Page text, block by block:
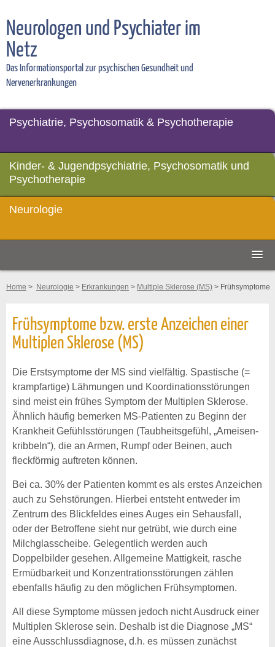
Neurologen und Psychiater im
Netz
Das Informationsportal zur psychischen Gesundheit und
Nervenerkrankungen
Psychiatrie, Psychosomatik & Psychotherapie
Kinder- & Jugendpsychiatrie, Psychosomatik und
Psychotherapie
Neurologie
Home > Neurologie > Erkrankungen > Multiple Sklerose (MS) > Frühsymptome
Frühsymptome bzw. erste Anzeichen einer
Multiplen Sklerose (MS)
Die Erstsymptome der MS sind vielfältig. Spastische (=
krampfartige) Lähmungen und Koordinationsstörungen
sind meist ein frühes Symptom der Multiplen Sklerose.
Ähnlich häufig bemerken MS-Patienten zu Beginn der
Krankheit Gefühls­störungen (Taubheitsgefühl, „Ameisen­
kribbeln“), die an Armen, Rumpf oder Beinen, auch
fleckförmig auftreten können.
Bei ca. 30% der Patienten kommt es als erstes Anzeichen
auch zu Sehstörungen. Hierbei entsteht entweder im
Zentrum des Blickfeldes eines Auges ein Sehausfall,
oder der Betroffene sieht nur getrübt, wie durch eine
Milchglasscheibe. Gelegentlich werden auch
Doppelbilder gesehen. Allgemeine Mattigkeit, rasche
Ermüdbarkeit und Konzentrations­störungen zählen
ebenfalls häufig zu den möglichen Frühsymptomen.
All diese Symptome müssen jedoch nicht Ausdruck einer
Multiplen Sklerose sein. Deshalb ist die Diagnose „MS“
eine Ausschlussdiagnose, d.h. es müssen zunächst